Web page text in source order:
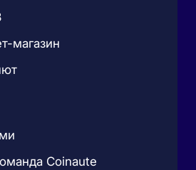
магазин
Coinaute